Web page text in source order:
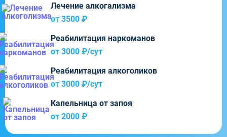
Лечение алкогализма
от 3500 ₽
Реабилитация наркоманов
от 3000 ₽/cут
Реабилитация алкоголиков
от 3000 ₽/cут
Капельница от запоя
от 2000 ₽